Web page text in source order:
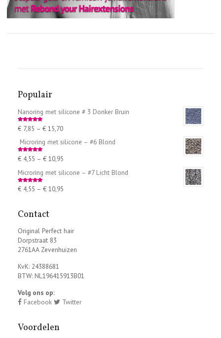
Populair
Nanoring met silicone # 3 Donker Bruin
Rated5.00
out of 5
€7,85 – €15,70
Microring met silicone – #6 Blond
Rated5.00
out of 5
€4,55 – €10,95
Microring met silicone – #7 Licht Blond
Rated5.00
out of 5
€4,55 – €10,95
Contact
Original Perfect hair
Dorpstraat 83
2761AA Zevenhuizen
KvK: 24388681
BTW: NL196415913B01
Volg ons op:
Facebook
Twitter
Voordelen